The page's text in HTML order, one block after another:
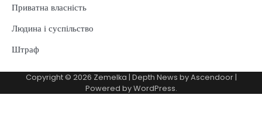
Приватна власність
Людина і суспільство
Штраф
Copyright © 2026 Zemelka | Depth News byAscendoor|
Powered byWordPress.